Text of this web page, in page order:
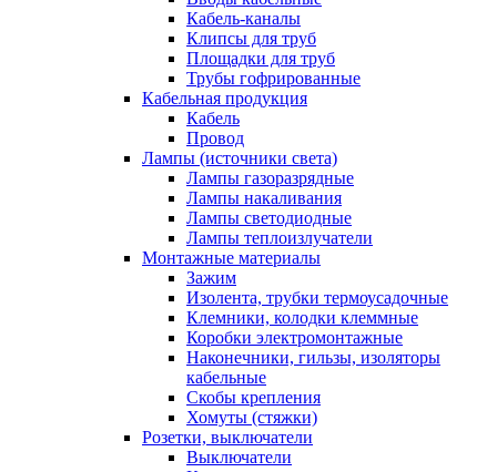
Кабель-каналы
Клипсы для труб
Площадки для труб
Трубы гофрированные
Кабельная продукция
Кабель
Провод
Лампы (источники света)
Лампы газоразрядные
Лампы накаливания
Лампы светодиодные
Лампы теплоизлучатели
Монтажные материалы
Зажим
Изолента, трубки термоусадочные
Клемники, колодки клеммные
Коробки электромонтажные
Наконечники, гильзы, изоляторы
кабельные
Скобы крепления
Хомуты (стяжки)
Розетки, выключатели
Выключатели